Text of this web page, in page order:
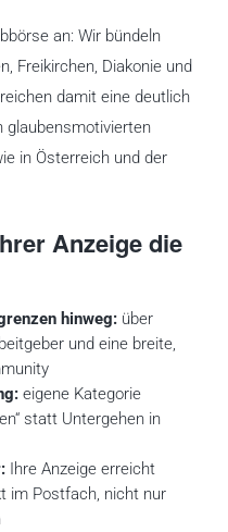
an: Wir bündeln
Freikirchen, Diakonie und
damit eine deutlich
glaubensmotivierten
in Österreich und der
Anzeige die
hinweg:über
und eine breite,
eigene Kategorie
statt Untergehen in
Ihre Anzeige erreicht
im Postfach, nicht nur